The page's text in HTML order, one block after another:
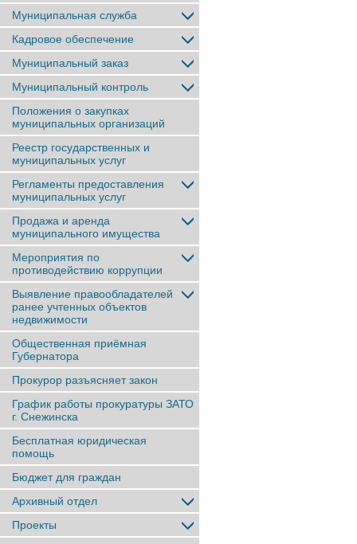
Муниципальная служба
Кадровое обеспечение
Муниципальный заказ
Муниципальный контроль
Положения о закупках
муниципальных организаций
Реестр государственных и
муниципальных услуг
Регламенты предоставления
муниципальных услуг
Продажа и аренда
муниципального имущества
Мероприятия по
противодействию коррупции
Выявление правообладателей
ранее учтенныx объектов
недвижимости
Общественная приёмная
Губернатора
Прокурор разъясняет закон
График работы прокуратуры ЗАТО
г. Снежинска
Бесплатная юридическая
помощь
Бюджет для граждан
Архивный отдел
Проекты